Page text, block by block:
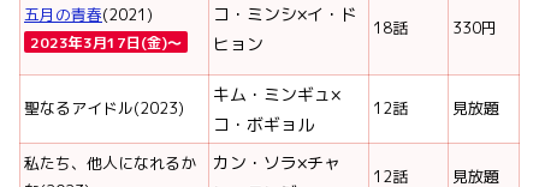
五月の青春(2021)
2023年3月17日(金)〜
コ・ミンシ×イ・ド
ヒョン
18話 330円
聖なるアイドル(2023)
キム・ミンギュ×
コ・ボギョル
12話 見放題
私たち、他人になれるか
カン・ソラ×チャ
12話 見放題